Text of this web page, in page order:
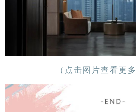
（点击图片查看更多